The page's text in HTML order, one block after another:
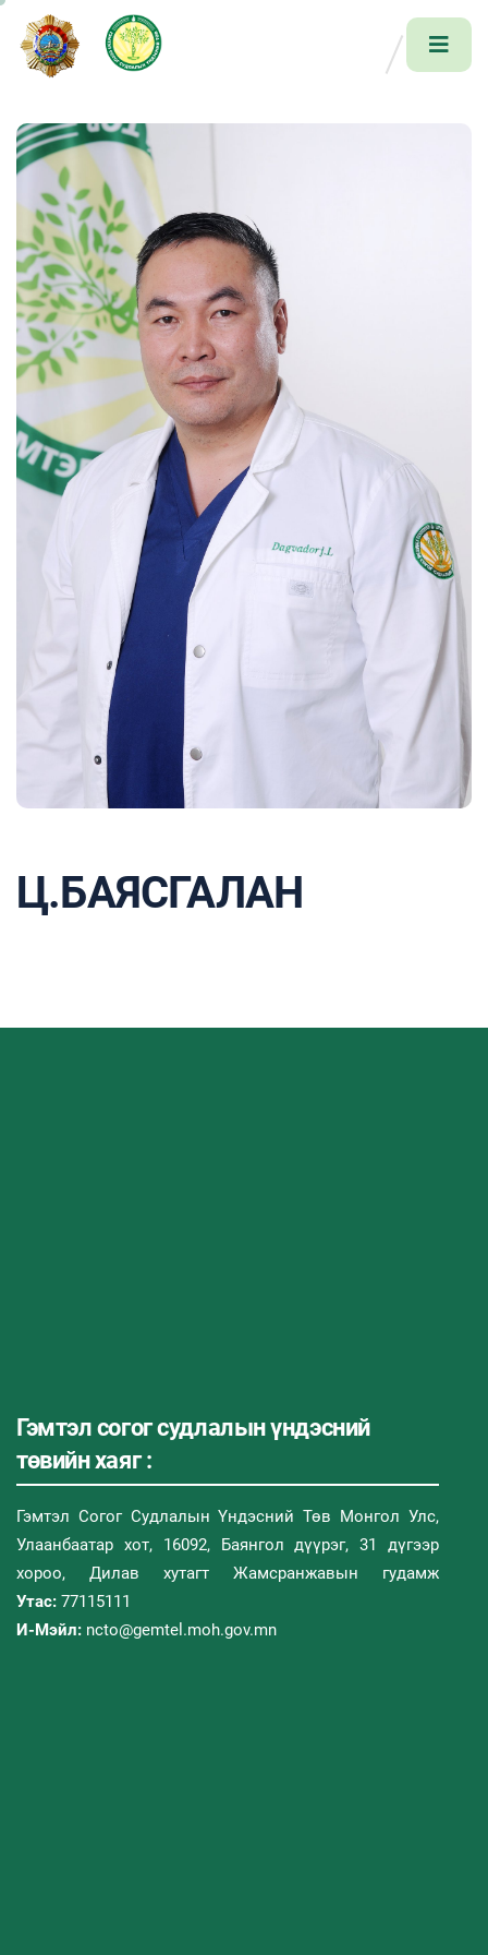
Ц.БАЯСГАЛАН
Гэмтэл согог судлалын үндэсний
төвийн хаяг :
Гэмтэл Согог Судлалын Үндэсний Төв Монгол Улс,
Улаанбаатар хот, 16092, Баянгол дүүрэг, 31 дүгээр
хороо, Дилав хутагт Жамсранжавын гудамж
Утас: 77115111
И-Мэйл: ncto@gemtel.moh.gov.mn